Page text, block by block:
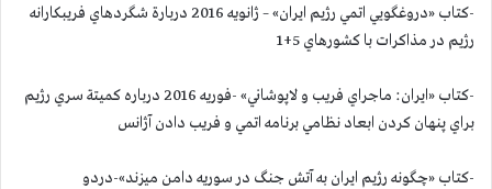
-كتاب «دروغگویي اتمي رژيم ايران» – ژانويه 2016 دربارة شگردهاي فریبکارانه
رژیم در مذاكرات با كشورهاي 5+1
-كتاب «ايران: ماجراي فريب و لاپوشاني» -فوريه 2016 درباره كميتة سري رژيم
براي پنهان كردن ابعاد نظامي برنامه اتمي و فريب دادن آژانس
-کتاب «چگونه رژیم ايران به آتش جنگ در سوريه دامن ميزند»-دردو